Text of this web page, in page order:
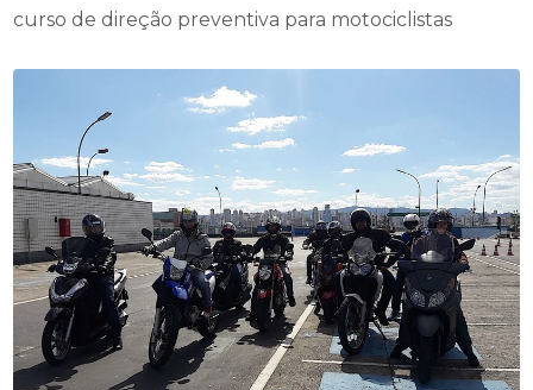
curso de direção preventiva para motociclistas